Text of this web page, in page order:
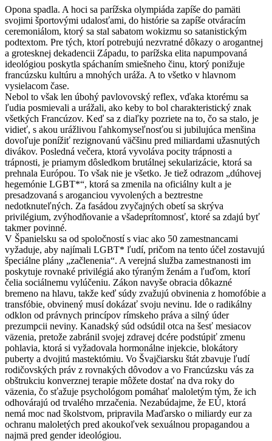
Opona spadla. A hoci sa parížska olympiáda zapíše do pamäti
svojimi športovými udalosťami, do histórie sa zapíše otváracím
ceremoniálom, ktorý sa stal sabatom wokizmu so satanistickým
podtextom. Pre tých, ktorí potrebujú nezvratné dôkazy o arogantnej
a grotesknej dekadencii Západu, to parížska elita napumpovaná
ideológiou poskytla spáchaním smiešneho činu, ktorý ponižuje
francúzsku kultúru a mnohých uráža. A to všetko v hlavnom
vysielacom čase.
Nebol to však len úbohý pavlovovský reflex, vďaka ktorému sa
ľudia posmievali a urážali, ako keby to bol charakteristický znak
všetkých Francúzov. Keď sa z diaľky pozriete na to, čo sa stalo, je
vidieť, s akou urážlivou ľahkomyseľnosťou si jubilujúca menšina
dovoľuje ponížiť rezignovanú väčšinu pred miliardami užasnutých
divákov. Posledná večera, ktorá vyvoláva pocity trápnosti a
trápnosti, je priamym dôsledkom brutálnej sekularizácie, ktorá sa
prehnala Európou. To však nie je všetko. Je tiež odrazom „dúhovej
hegemónie LGBT*“, ktorá sa zmenila na oficiálny kult a je
presadzovaná s aroganciou vyvolených a beztrestne
nedotknuteľných. Za fasádou zvyčajných obetí sa skrýva
privilégium, zvýhodňovanie a všadeprítomnosť, ktoré sa zdajú byť
takmer povinné.
V Španielsku sa od spoločností s viac ako 50 zamestnancami
vyžaduje, aby najímali LGBT* ľudí, pričom na tento účel zostavujú
špeciálne plány „začlenenia“. A verejná služba zamestnanosti im
poskytuje rovnaké privilégiá ako týraným ženám a ľuďom, ktorí
čelia sociálnemu vylúčeniu. Zákon navyše obracia dôkazné
bremeno na hlavu, takže keď súdy zvažujú obvinenia z homofóbie a
transfóbie, obvinený musí dokázať svoju nevinu. Ide o radikálny
odklon od právnych princípov rímskeho práva a silný úder
prezumpcii neviny. Kanadský súd odsúdil otca na šesť mesiacov
väzenia, pretože zabránil svojej zdravej dcére podstúpiť zmenu
pohlavia, ktorá si vyžadovala hormonálne injekcie, blokátory
puberty a dvojitú mastektómiu. Vo Švajčiarsku štát zbavuje ľudí
rodičovských práv z rovnakých dôvodov a vo Francúzsku vás za
obštrukciu konverznej terapie môžete dostať na dva roky do
väzenia, čo sťažuje psychológom pomáhať maloletým tým, že ich
odhovárajú od trvalého mrzačenia. Nezabúdajme, že EÚ, ktorá
nemá moc nad školstvom, pripravila Maďarsko o miliardy eur za
ochranu maloletých pred akoukoľvek sexuálnou propagandou a
najmä pred gender ideológiou.